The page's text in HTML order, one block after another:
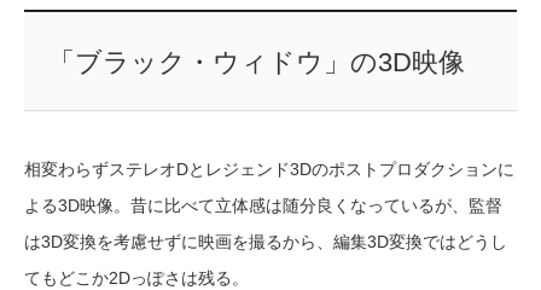
「ブラック・ウィドウ」の3D映像
相変わらずステレオDとレジェンド3Dのポストプロダクションに
よる3D映像。昔に比べて立体感は随分良くなっているが、監督
は3D変換を考慮せずに映画を撮るから、編集3D変換ではどうし
てもどこか2Dっぽさは残る。